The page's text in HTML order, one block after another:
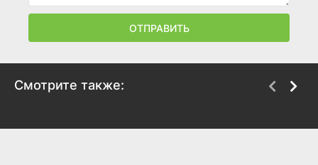
ОТПРАВИТЬ
Смотрите также: